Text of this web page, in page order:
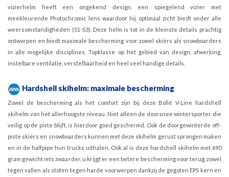
vizierhelm heeft een ongekend design, een spiegelend vizier met
meekleurende Photochromic lens waardoor hij optimaal zicht biedt onder alle
weersomstandigheden (S1-S3). Deze helm is tot in de kleinste details prachtig
ontworpen en biedt maximale bescherming voor zowel skiërs als snowboarders
in alle mogelijke disciplines. Topklasse op het gebied van design, afwerking,
instelbare ventilatie, verstelbaarheid en heel veel handige details.
Hardshell skihelm: maximale bescherming
Zowel de bescherming als het comfort zijn bij deze Bollé V-Line hardshell
skihelm van het allerhoogste niveau. Niet alleen de doorsnee wintersporter die
veilig op de piste blijft, is hierdoor goed geschermd. Ook de doorgewinterde off-
piste skiërs en snowboarders kunnen met deze skihelm gerust sprongen maken
en in de halfpipe hun trucks uithalen. Ook al is deze hardshell skihelm met 690
gram gewicht iets zwaarder, u krijgt er een betere bescherming voor terug, zowel
tegen vallen als stoten tegen harde voorwerpen dankzij de gegoten EPS kern en